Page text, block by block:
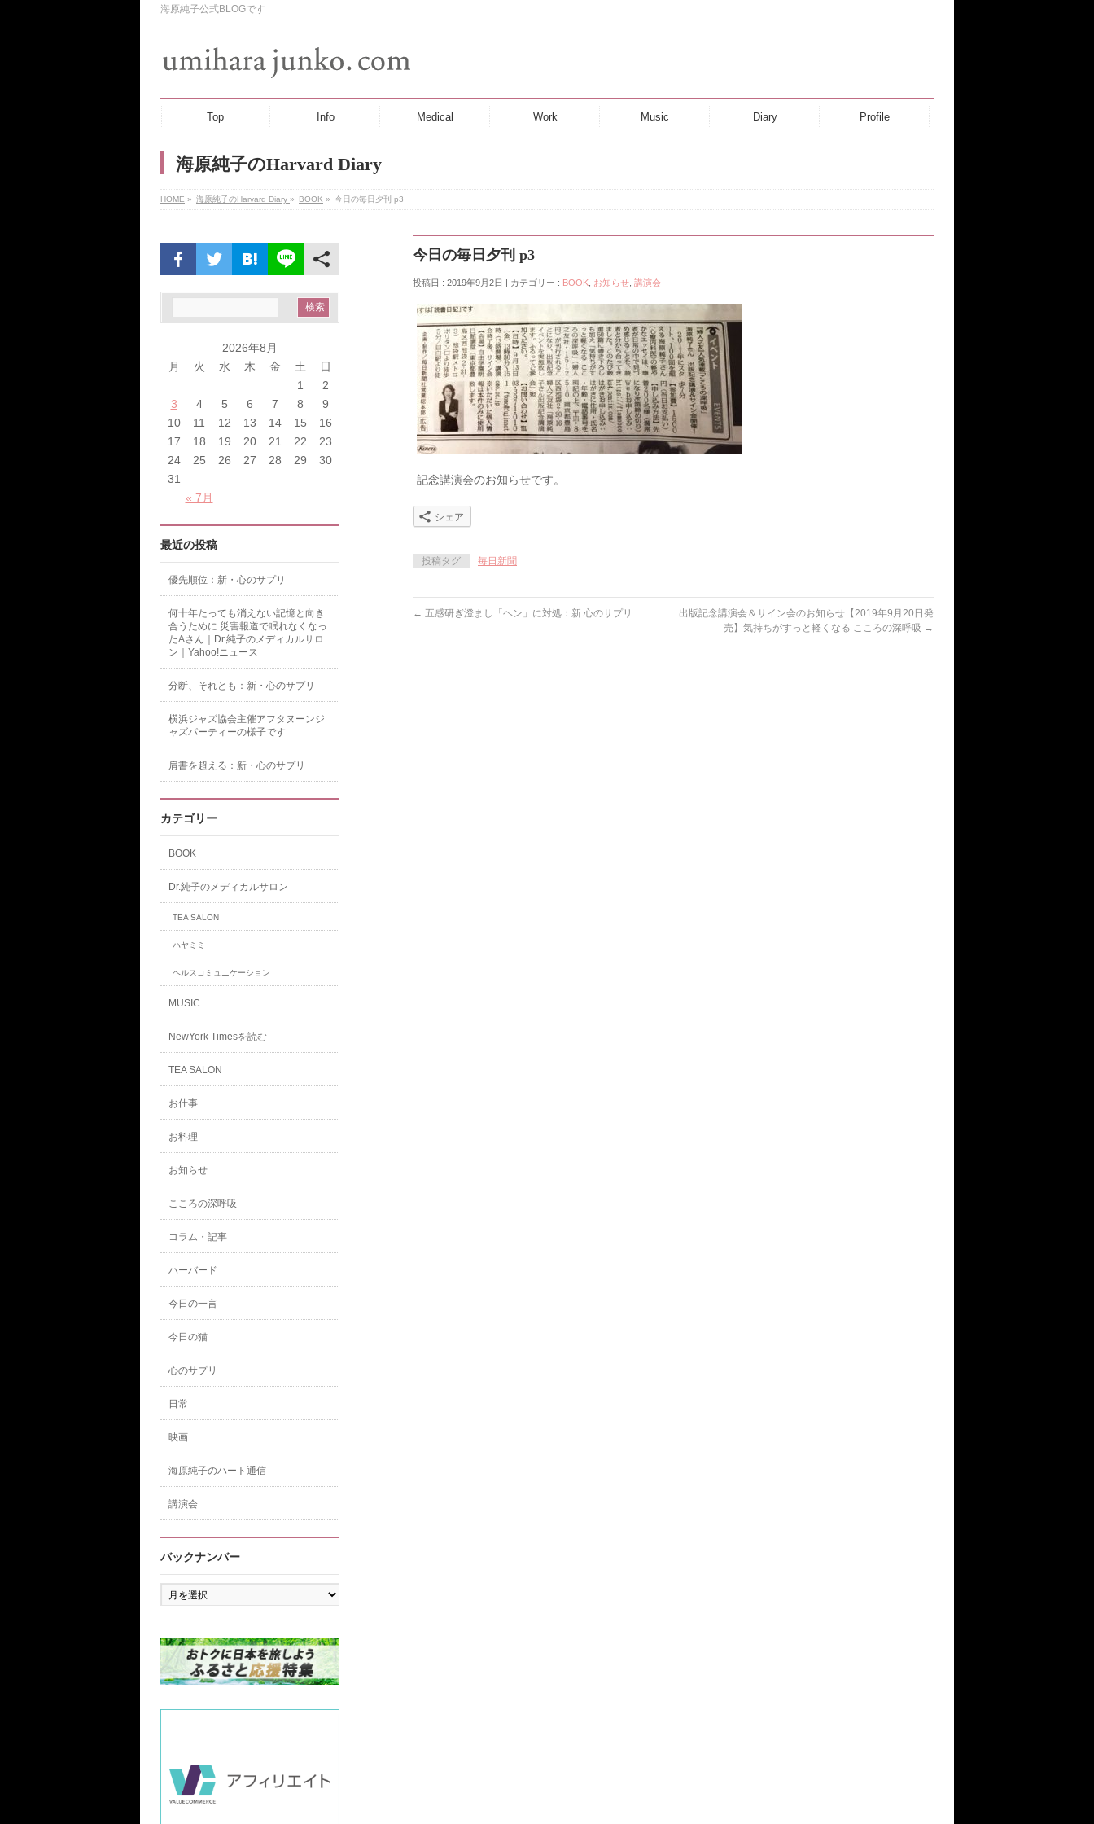
海原純子公式BLOGです
Top Info Medical Work Music Diary Profile
海原純子のHarvard Diary
HOME » 海原純子のHarvard Diary » BOOK » 今日の毎日夕刊 p3
今日の毎日夕刊 p3
投稿日 : 2019年9月2日 | カテゴリー : BOOK お知らせ 講演会
記念講演会のお知らせです。
シェア
投稿タグ 毎日新聞
← 五感研ぎ澄まし「ヘン」に対処：新 心のサプリ
出版記念講演会＆サイン会のお知らせ【2019年9月20日発
売】気持ちがすっと軽くなる こころの深呼吸 →
2026年8月
月
火 水 木 金 土 日
« 7月
1
2
3
4 5 6 7 8
9
10
11 12 13 14 15
16
17
18 19 20 21 22
23
24
25 26 27 28 29
30
31
最近の投稿
優先順位：新・心のサプリ
何十年たっても消えない記憶と向き
合うために 災害報道で眠れなくなっ
たAさん｜Dr.純子のメディカルサロ
ン｜Yahoo!ニュース
分断、それとも：新・心のサプリ
横浜ジャズ協会主催アフタヌーンジ
ャズパーティーの様子です
肩書を超える：新・心のサプリ
カテゴリー
BOOK
Dr.純子のメディカルサロン
TEA SALON
ハヤミミ
ヘルスコミュニケーション
MUSIC
NewYork Timesを読む
TEA SALON
お仕事
お料理
お知らせ
こころの深呼吸
コラム・記事
ハーバード
今日の一言
今日の猫
心のサプリ
日常
映画
海原純子のハート通信
講演会
バックナンバー
バ
ッ
ン
バ
ー